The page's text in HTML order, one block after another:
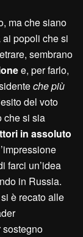
ma che siano
popoli che si
sembrano
e, per farlo,
che più
del voto
che si sia
in assoluto
farci un’idea
in Russia.
è recato alle
sostegno